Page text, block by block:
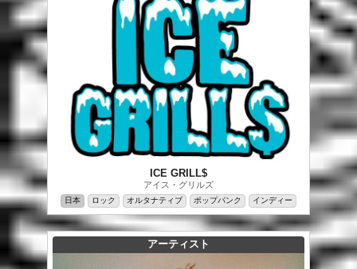
ICE GRILL$
アイス・グリルズ
日本 ロック オルタナティブ ポップパンク インディー
アーティスト